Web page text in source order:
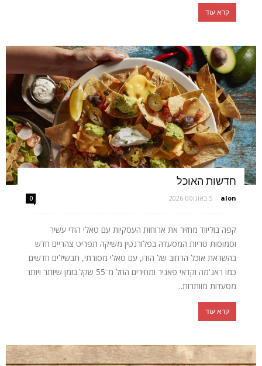
קרא עוד
חדשות האוכל
alon
- 5 באוגוסט 2026 0
קפה בוליווד מחזיר את ארוחות העסקיות עם טאלי הודי עשיר
וסמוסות טריות המסעדה בפלורנטין משיקה תפריט צהריים חדש
בהשראת אוכל הרחוב של הודו, עם טאלי מסורתי, תבשילים חדשים
כמו ראג'מה וקדאי פאניר ומחירים החל מ־55 שקל.בזמן שיותר ויותר
מסעדות מוותרות...
קרא עוד